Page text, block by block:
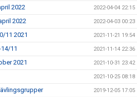
2022 2022-04-04 22:15
2022 2022-04-03 00:23
11 2021 2021-11-21 19:54
11 2021-11-14 22:36
2021 2021-10-31 23:42
2021-10-25 08:18
2019-12-05 17:05